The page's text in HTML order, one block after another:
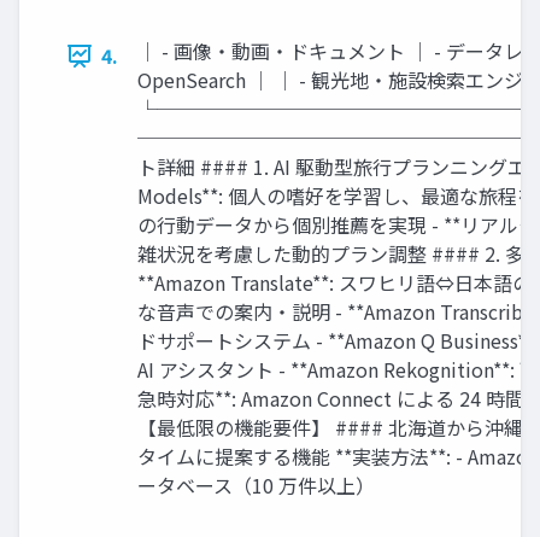
4.
│ - 画像・動画・ドキュメント │ - データ
OpenSearch │ │ - 観光地・施設検索エン
ト詳細 #### 1. AI 駆動型旅行プランニング
Models**: 個人の嗜好を学習し、最適な旅程
の行動データから個別推薦を実現 - **リアル
雑状況を考慮した動的プラン調整 #### 2. 多
**Amazon Translate**: スワヒリ語⇔日本語
な音声での案内・説明 - **Amazon
ドサポートシステム - **Amazon Q
AI アシスタント - **Amazon Rekognition**:
急時対応**: Amazon Connect による 24 時
【最低限の機能要件】 #### 北海道から沖
タイムに提案する機能 **実装方法**: -
ータベース（10 万件以上）